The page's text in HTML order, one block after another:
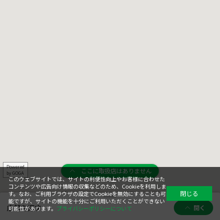
ここに取扱店はありません
Powered
by GOGA
店舗を探す 開く
このウェブサイトでは、サイトの利便性向上やお客様に合わせた
コンテンツや広告向け情報の収集などのため、Cookieを利用しま
す。なお、ご利用ブラウザの設定でCookieを無効にすることも可
能ですが、サイトの機能を十分にご利用いただくことができない
可能性があります。 プライバシーポリシーについて
閉じる